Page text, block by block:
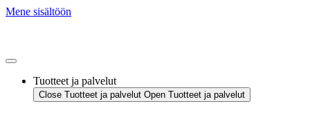
Mene sisältöön
Tuotteet ja palvelut
Close Tuotteet ja palvelut Open Tuotteet ja palvelut